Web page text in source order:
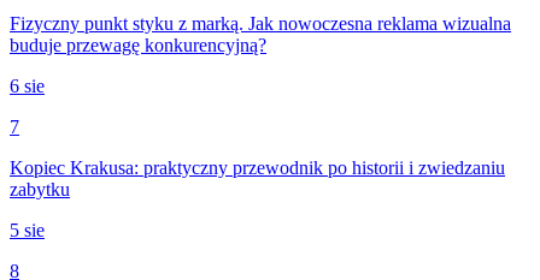
Fizyczny punkt styku z marką. Jak nowoczesna reklama wizualna
buduje przewagę konkurencyjną?
6 sie
7
Kopiec Krakusa: praktyczny przewodnik po historii i zwiedzaniu
zabytku
5 sie
8